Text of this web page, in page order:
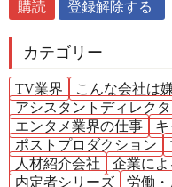
カテゴリー
TV業界 こんな会社は
アシスタントディレク
エンタメ業界の仕事
ポストプロダクション
人材紹介会社
企業に
内定者シリーズ
労働・